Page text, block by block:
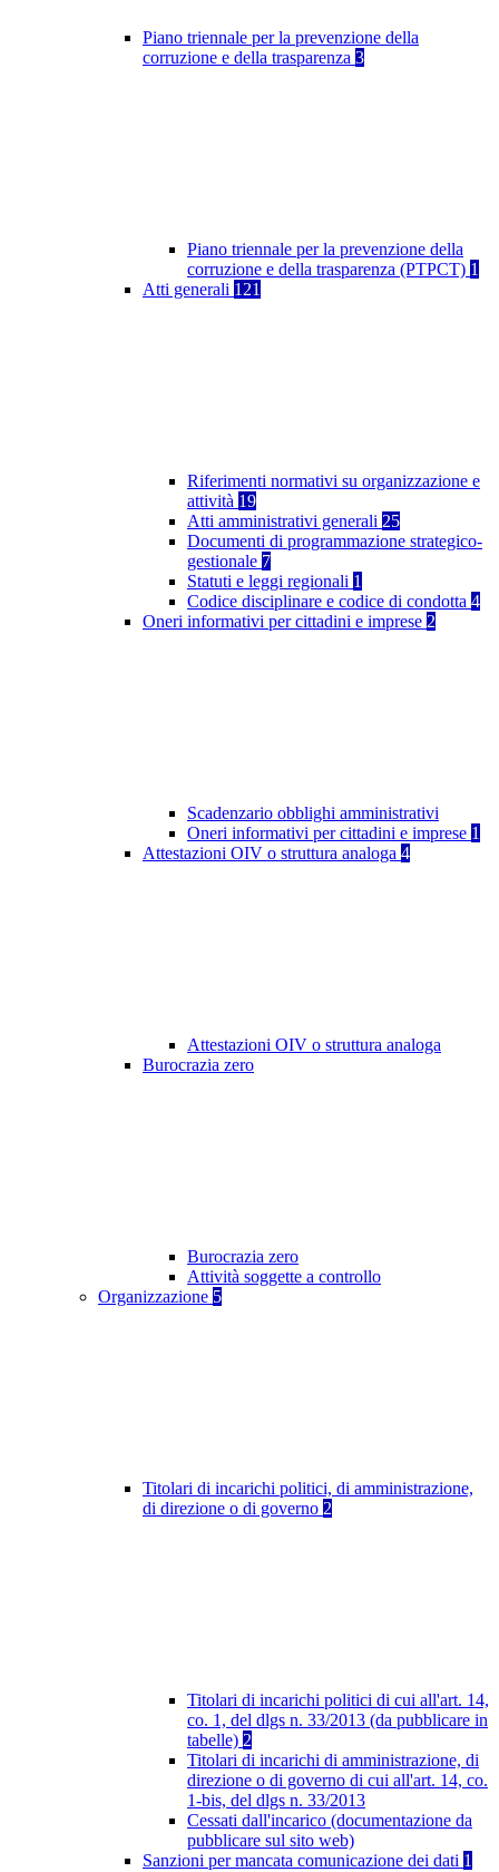
Piano triennale per la prevenzione della
corruzione e della trasparenza 3
Piano triennale per la prevenzione della
corruzione e della trasparenza (PTPCT) 1
Atti generali 121
Riferimenti normativi su organizzazione e
attività 19
Atti amministrativi generali 25
Documenti di programmazione strategico-
gestionale 7
Statuti e leggi regionali 1
Codice disciplinare e codice di condotta 4
Oneri informativi per cittadini e imprese 2
Scadenzario obblighi amministrativi
Oneri informativi per cittadini e imprese 1
Attestazioni OIV o struttura analoga 4
Attestazioni OIV o struttura analoga
Burocrazia zero
Burocrazia zero
Attività soggette a controllo
Organizzazione 5
Titolari di incarichi politici, di amministrazione,
di direzione o di governo 2
Titolari di incarichi politici di cui all'art. 14,
co. 1, del dlgs n. 33/2013 (da pubblicare in
tabelle) 2
Titolari di incarichi di amministrazione, di
direzione o di governo di cui all'art. 14, co.
1-bis, del dlgs n. 33/2013
Cessati dall'incarico (documentazione da
pubblicare sul sito web)
Sanzioni per mancata comunicazione dei dati 1